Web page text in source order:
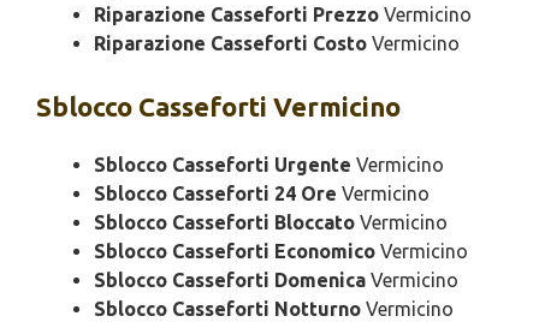
Riparazione Casseforti Prezzo Vermicino
Riparazione Casseforti Costo Vermicino
Sblocco Casseforti Vermicino
Sblocco Casseforti Urgente Vermicino
Sblocco Casseforti 24 Ore Vermicino
Sblocco Casseforti Bloccato Vermicino
Sblocco Casseforti Economico Vermicino
Sblocco Casseforti Domenica Vermicino
Sblocco Casseforti Notturno Vermicino